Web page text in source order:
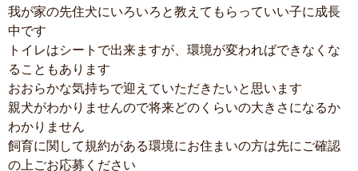
我が家の先住犬にいろいろと教えてもらっていい子に成長
中です
トイレはシートで出来ますが、環境が変わればできなくな
ることもあります
おおらかな気持ちで迎えていただきたいと思います
親犬がわかりませんので将来どのくらいの大きさになるか
わかりません
飼育に関して規約がある環境にお住まいの方は先にご確認
の上ごお応募ください